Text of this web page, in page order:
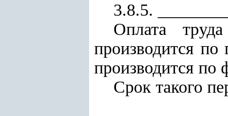
3.8.5.
Оплата
производится
производится по
Срок такого